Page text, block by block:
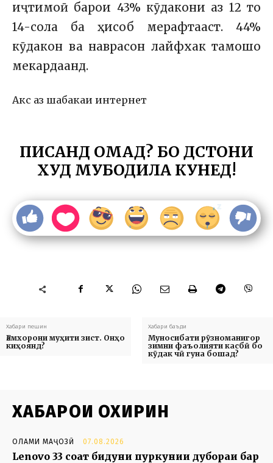
иҷтимоӣ барои 43% кӯдакони аз 12 то
14-сола ба ҳисоб мерафтааст. 44%
кӯдакон ва наврасон лайфхак тамошо
мекардаанд.
Акс аз шабакаи интернет
ПИСАНД ОМАД? БО ДӮСТОНИ
ХУД МУБОДИЛА КУНЕД!
Хабари пешин
Ғамхорони муҳити зист. Онҳо
киҳоянд?
Хабари баъди
Муносибати рӯзноманигор
зимни фаъолияти касбӣ бо
кӯдак чӣ гуна бошад?
ХАБАРҲОИ ОХИРИН
ОЛАМИ МАҶОЗӢ 07.08.2026
Lenovo 33 соат бидуни пуркунии дубораи барқ